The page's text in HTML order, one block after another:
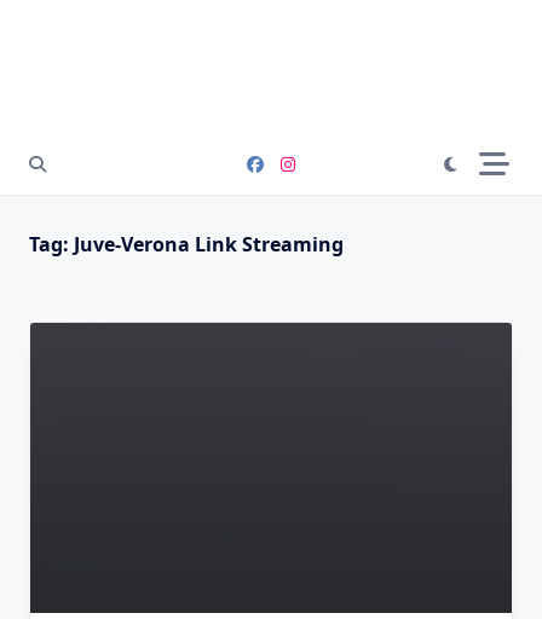
Tag: Juve-Verona Link Streaming